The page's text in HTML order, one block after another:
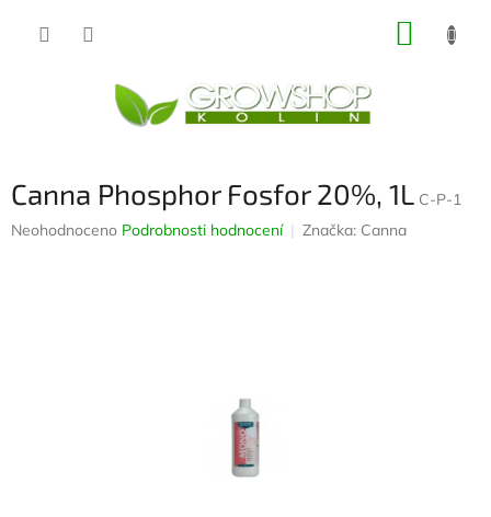
Canna Phosphor Fosfor 20%, 1L C-P-1
Průměrné
Neohodnoceno Podrobnosti hodnocení Značka: Canna